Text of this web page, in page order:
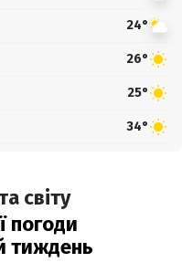
24°
26°
25°
34°
світу
погоди
тиждень